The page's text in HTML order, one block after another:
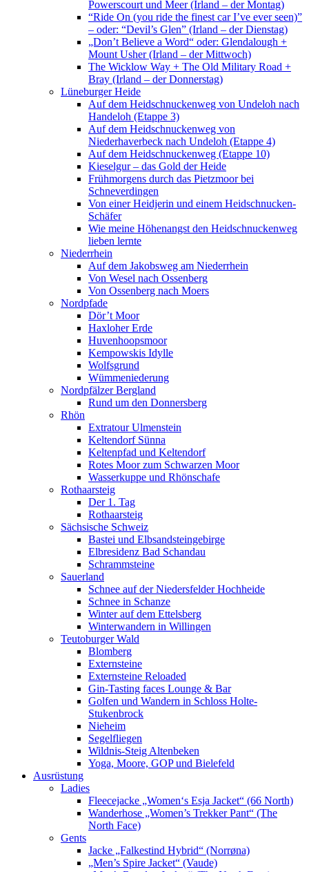
Powerscourt und Meer (Irland – der Montag)
“Ride On (you ride the finest car I’ve ever seen)”
– oder: “Devil’s Glen” (Irland – der Dienstag)
„Don’t Believe a Word“ oder: Glendalough +
Mount Usher (Irland – der Mittwoch)
The Wicklow Way + The Old Military Road +
Bray (Irland – der Donnerstag)
Lüneburger Heide
Auf dem Heidschnuckenweg von Undeloh nach
Handeloh (Etappe 3)
Auf dem Heidschnuckenweg von
Niederhaverbeck nach Undeloh (Etappe 4)
Auf dem Heidschnuckenweg (Etappe 10)
Kieselgur – das Gold der Heide
Frühmorgens durch das Pietzmoor bei
Schneverdingen
Von einer Heidjerin und einem Heidschnucken-
Schäfer
Wie meine Höhenangst den Heidschnuckenweg
lieben lernte
Niederrhein
Auf dem Jakobsweg am Niederrhein
Von Wesel nach Ossenberg
Von Ossenberg nach Moers
Nordpfade
Dör’t Moor
Haxloher Erde
Huvenhoopsmoor
Kempowskis Idylle
Wolfsgrund
Wümmeniederung
Nordpfälzer Bergland
Rund um den Donnersberg
Rhön
Extratour Ulmenstein
Keltendorf Sünna
Keltenpfad und Keltendorf
Rotes Moor zum Schwarzen Moor
Wasserkuppe und Rhönschafe
Rothaarsteig
Der 1. Tag
Rothaarsteig
Sächsische Schweiz
Bastei und Elbsandsteingebirge
Elbresidenz Bad Schandau
Schrammsteine
Sauerland
Schnee auf der Niedersfelder Hochheide
Schnee in Schanze
Winter auf dem Ettelsberg
Winterwandern in Willingen
Teutoburger Wald
Blomberg
Externsteine
Externsteine Reloaded
Gin-Tasting faces Lounge & Bar
Golfen und Wandern in Schloss Holte-
Stukenbrock
Nieheim
Segelfliegen
Wildnis-Steig Altenbeken
Yoga, Moore, GOP und Bielefeld
Ausrüstung
Ladies
Fleecejacke „Women‘s Esja Jacket“ (66 North)
Wanderhose „Women’s Trekker Pant“ (The
North Face)
Gents
Jacke „Falkestind Hybrid“ (Norrøna)
„Men’s Spire Jacket“ (Vaude)